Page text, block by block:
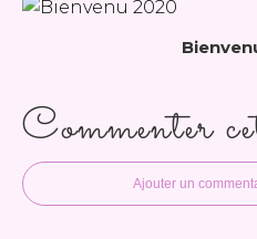
Commenter
Ajouter un